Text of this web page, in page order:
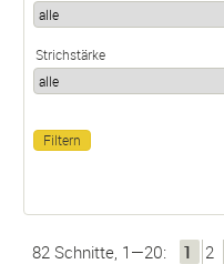
Strichstärke
82 Schnitte, 1—20: 1 2